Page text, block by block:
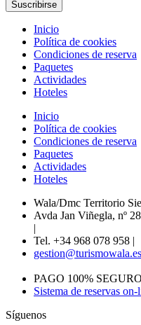
Inicio
Política de cookies
Condiciones de reserva
Paquetes
Actividades
Hoteles
Inicio
Política de cookies
Condiciones de reserva
Paquetes
Actividades
Hoteles
Wala/Dmc Territorio
Avda Jan Viñegla, nº
|
Tel. +34 968 078 958 |
gestion@turismowala.es
PAGO 100% SEGURO
Sistema de reservas
Síguenos